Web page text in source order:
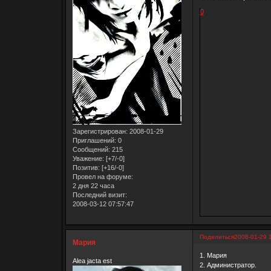
Зарегистрирован: 2008-01-29
Приглашений: 0
Сообщений: 215
Уважение: [+7/-0]
Позитив: [+16/-0]
Провел на форуме:
2 дня 22 часа
Последний визит:
2008-03-12 07:57:47
0
Поделиться2008-01-29
Мария
Alea jacta est
1. Мария
2. Администратор.